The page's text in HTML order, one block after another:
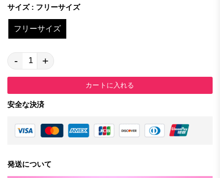
サイズ : フリーサイズ
フリーサイズ
- +
カートに入れる
安全な決済
発送について